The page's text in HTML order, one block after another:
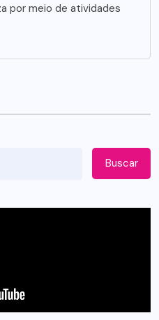
por meio de atividades
Buscar